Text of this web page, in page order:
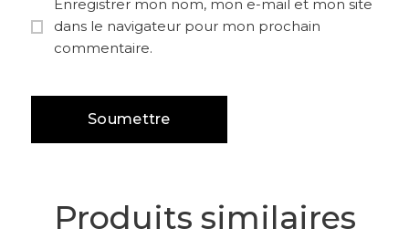
Enregistrer mon nom, mon e-mail et mon site
dans le navigateur pour mon prochain
commentaire.
Produits similaires